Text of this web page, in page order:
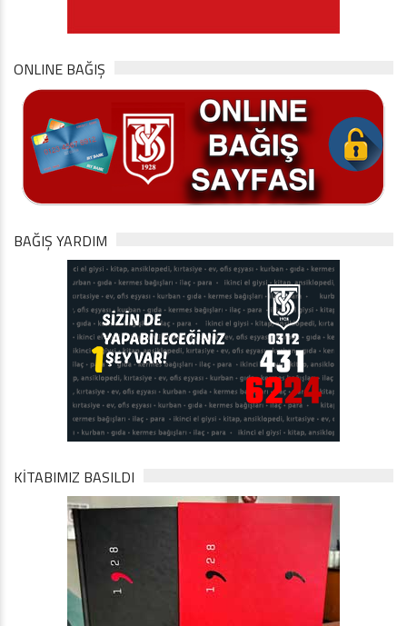
ONLINE BAĞIŞ
BAĞIŞ YARDIM
KİTABIMIZ BASILDI